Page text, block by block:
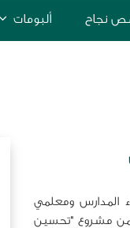
نجاح ألبومات
المدارس ومعلمي
مشروع "تحسين